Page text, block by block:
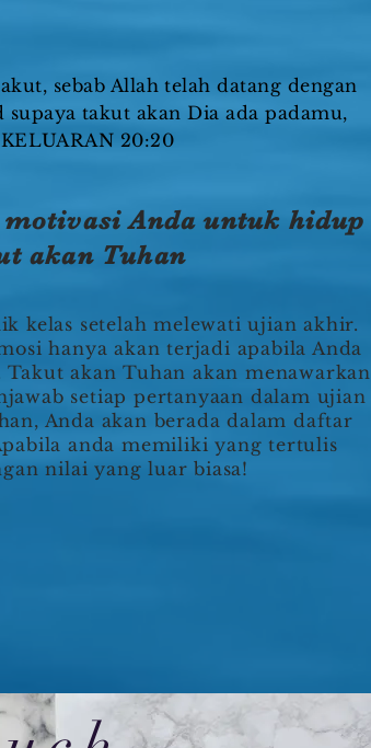
sebab Allah telah datang dengan
takut akan Dia ada padamu,
20:20
Anda untuk hidup
akan Tuhan
kelas setelah melewati ujian akhir.
hanya akan terjadi apabila Anda
akan Tuhan akan menawarkan
setiap pertanyaan dalam ujian
Anda akan berada dalam daftar
anda memiliki yang tertulis
nilai yang luar biasa!